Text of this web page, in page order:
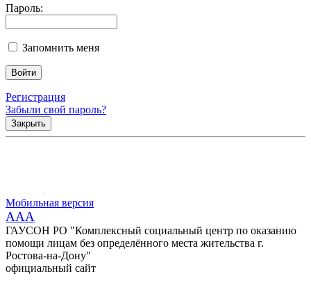
Пароль:
Запомнить меня
Регистрация
Забыли свой пароль?
Закрыть
Мобильная версия
AAA
ГАУСОН РО "Комплексный социальный центр по оказанию
помощи лицам без определённого места жительства г.
Ростова-на-Дону"
официальный сайт